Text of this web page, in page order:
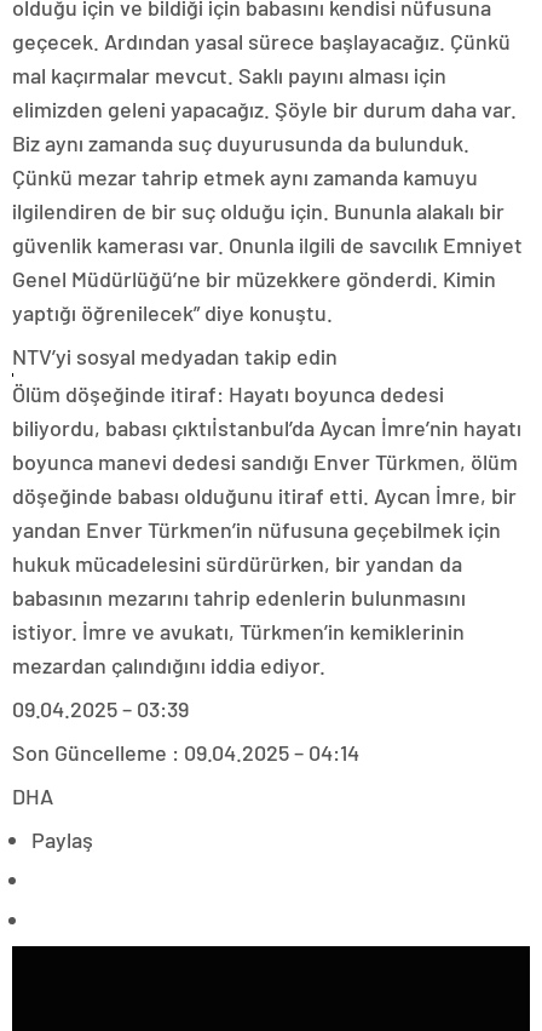
olduğu için ve bildiği için babasını kendisi nüfusuna
geçecek. Ardından yasal sürece başlayacağız. Çünkü
mal kaçırmalar mevcut. Saklı payını alması için
elimizden geleni yapacağız. Şöyle bir durum daha var.
Biz aynı zamanda suç duyurusunda da bulunduk.
Çünkü mezar tahrip etmek aynı zamanda kamuyu
ilgilendiren de bir suç olduğu için. Bununla alakalı bir
güvenlik kamerası var. Onunla ilgili de savcılık Emniyet
Genel Müdürlüğü’ne bir müzekkere gönderdi. Kimin
yaptığı öğrenilecek” diye konuştu.
NTV’yi sosyal medyadan takip edin
Ölüm döşeğinde itiraf: Hayatı boyunca dedesi
biliyordu, babası çıktıİstanbul’da Aycan İmre’nin hayatı
boyunca manevi dedesi sandığı Enver Türkmen, ölüm
döşeğinde babası olduğunu itiraf etti. Aycan İmre, bir
yandan Enver Türkmen’in nüfusuna geçebilmek için
hukuk mücadelesini sürdürürken, bir yandan da
babasının mezarını tahrip edenlerin bulunmasını
istiyor. İmre ve avukatı, Türkmen’in kemiklerinin
mezardan çalındığını iddia ediyor.
09.04.2025 – 03:39
Son Güncelleme : 09.04.2025 – 04:14
DHA
Paylaş